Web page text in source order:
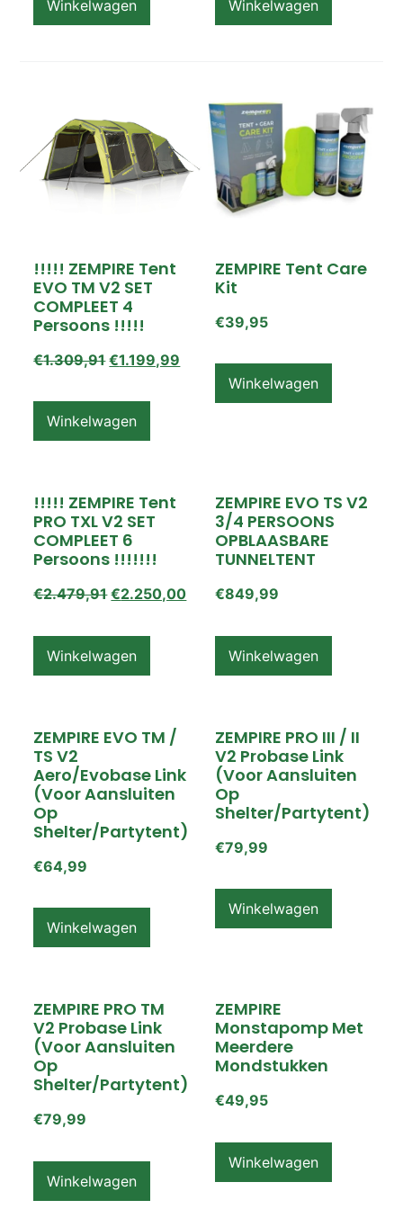
Winkelwagen Winkelwagen
!!!!! ZEMPIRE Tent
EVO TM V2 SET
COMPLEET 4
Persoons !!!!!
€1.309,91 €1.199,99
Winkelwagen
ZEMPIRE Tent Care
Kit
€39,95
Winkelwagen
!!!!! ZEMPIRE Tent
PRO TXL V2 SET
COMPLEET 6
Persoons !!!!!!!
€2.479,91 €2.250,00
Winkelwagen
ZEMPIRE EVO TS V2
3/4 PERSOONS
OPBLAASBARE
TUNNELTENT
€849,99
Winkelwagen
ZEMPIRE EVO TM /
TS V2
Aero/Evobase Link
(voor Aansluiten
Op
Shelter/partytent)
€64,99
Winkelwagen
ZEMPIRE PRO III / II
V2 Probase Link
(voor Aansluiten
Op
Shelter/partytent)
€79,99
Winkelwagen
ZEMPIRE PRO TM
V2 Probase Link
(voor Aansluiten
Op
Shelter/partytent)
€79,99
Winkelwagen
ZEMPIRE
Monstapomp Met
Meerdere
Mondstukken
€49,95
Winkelwagen